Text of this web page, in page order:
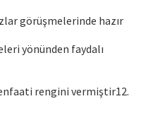
görüşmelerinde hazır
yönünden faydalı
rengini vermiştir12.